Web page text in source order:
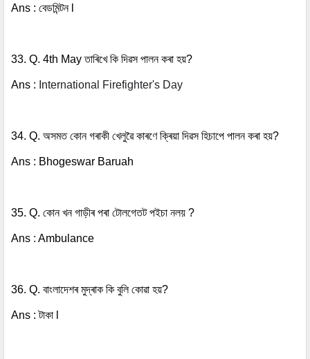
Ans : বেডমিন্টন l
33. Q. 4th May তাৰিখে কি দিৱস পালন কৰা হয়?
Ans : International Firefighter's Day
34. Q. অসমত কোন গৰাকী খেলুৱৈ কাৰণে ক্ৰিয়া দিৱস হিচাপে পালন কৰা হয়?
Ans : Bhogeswar Baruah
35. Q. কোন খন গাড়ীৰ পৰা টোলগেতট পইচা নলয় ?
Ans : Ambulance
36. Q. বাংলাদেশৰ মুদ্ৰাক কি বুলি কোৱা হয়?
Ans : টাকা l